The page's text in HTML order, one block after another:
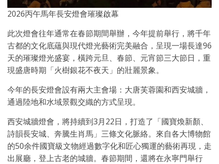
2026丙午馬年長安燈會璀璨啟幕
此次燈會往年通常在春節期間舉辦，今年提前舉行，將千年
古都的文化底蘊與現代燈光藝術完美融合，呈現一場長達96
天的璀璨燈光盛宴，橫跨元旦、春節、元宵節三大節日，重
現盛唐時期「火樹銀花不夜天」的壯麗景象。
今年的長安燈會設有兩大主會場：大唐芙蓉園和西安城牆，
通過陸地和水域景觀交織的方式呈現。
西安城牆燈會，將持續到3月22日，打造了「國寶煥新顏、
詩韻長安城、奔騰生肖馬」三條文化脈絡。來自各大博物館
的50余件國寶級文物經過數字化和匠心獨運的藝術再現，走
出展廳，登上古老的城牆。春節期間，還將在永寧門舉行